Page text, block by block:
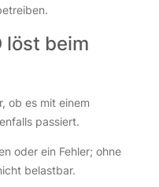
löst beim
ob es mit einem
passiert.
oder ein Fehler; ohne
belastbar.